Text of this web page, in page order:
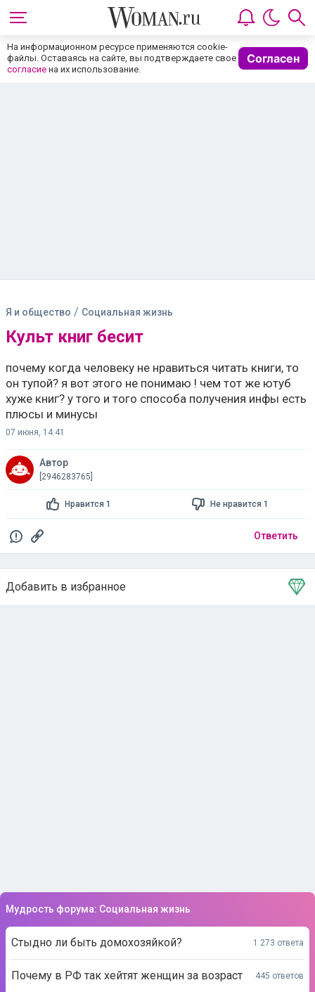
На информационном ресурсе применяются cookie-
файлы. Оставаясь на сайте, вы подтверждаете свое
согласие на их использование.
Согласен
Я и общество / Социальная жизнь
Культ книг бесит
почему когда человеку не нравиться читать книги, то
он тупой? я вот этого не понимаю ! чем тот же ютуб
хуже книг? у того и того способа получения инфы есть
плюсы и минусы
07 июня, 14:41
Автор
[2946283765]
Нравится 1 Не нравится 1
Ответить
Добавить в избранное
Тема в избранном
Мудрость форума: Социальная жизнь
Стыдно ли быть домохозяйкой? 1 273 ответа
Почему в РФ так хейтят женщин за возраст 445 ответов